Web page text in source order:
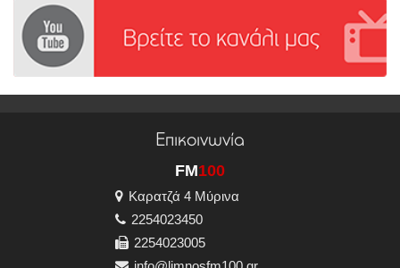
Επικοινωνία
FM100
Καρατζά 4 Μύρινα
2254023450
2254023005